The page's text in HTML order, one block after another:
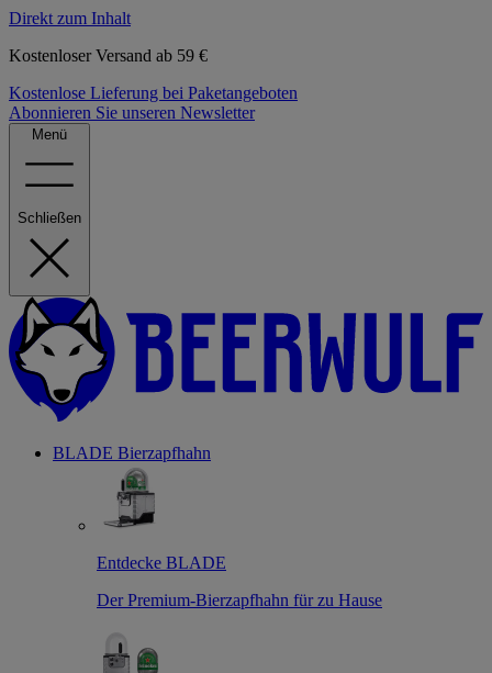
Direkt zum Inhalt
Kostenloser Versand ab 59 €
Kostenlose Lieferung bei Paketangeboten
Abonnieren Sie unseren Newsletter
Menü
Schließen
BLADE Bierzapfhahn
Entdecke BLADE
Der Premium-Bierzapfhahn für zu Hause